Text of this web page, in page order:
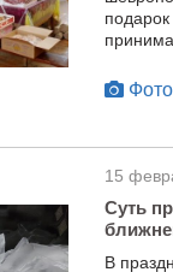
Фото
15
Суть
В